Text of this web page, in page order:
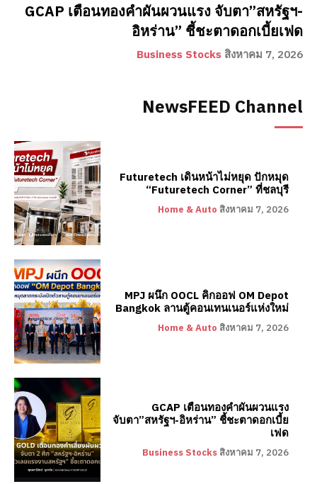
GCAP เตือนทองคำผันผวนแรง จับตา”สหรัฐฯ-
อิหร่าน” ชี้ชะตาดอกเบี้ยเฟด
Business Stocks สิงหาคม 7, 2026
NewsFEED Channel
Futuretech เดินหน้าไม่หยุด ปักหมุด
“Futuretech Corner” ที่ชลบุรี
Home & Auto สิงหาคม 7, 2026
MPJ ผนึก OOCL คิกออฟ OM Depot
Bangkok ลานตู้คอนเทนเนอร์แห่งใหม่
Home & Auto สิงหาคม 7, 2026
GCAP เตือนทองคำผันผวนแรง
จับตา”สหรัฐฯ-อิหร่าน” ชี้ชะตาดอกเบี้ย
เฟด
Business Stocks สิงหาคม 7, 2026